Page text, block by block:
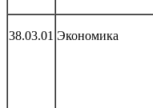
38.03.01 Экономика